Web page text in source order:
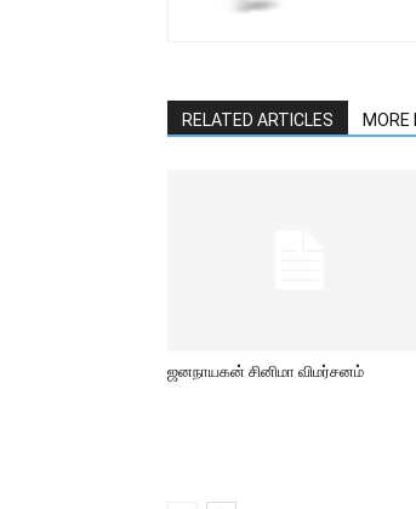
RELATED ARTICLES MORE
ஜனநாயகன் சினிமா விமர்சனம்